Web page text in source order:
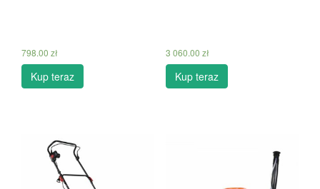
798.00 zł
Kup teraz
3 060.00 zł
Kup teraz